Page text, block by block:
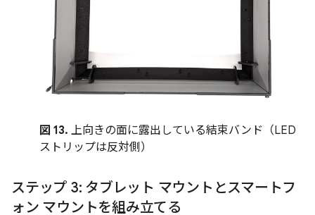
図 13. 上向きの面に露出している結束バンド（LED
ストリップは反対側）
ステップ 3: タブレット マウントとスマートフ
ォン マウントを組み立てる